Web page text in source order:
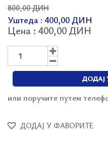
800,00 ДИН
Уштеда : 400,00 ДИН
Цена : 400,00 ДИН
ДОДАЈ
или поручите путем
ДОДАЈ У ФАВОРИТЕ